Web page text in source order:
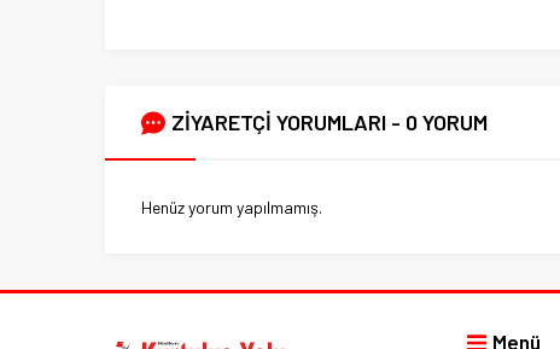
ZİYARETÇİ YORUMLARI - 0 YORUM
Henüz yorum yapılmamış.
Menü